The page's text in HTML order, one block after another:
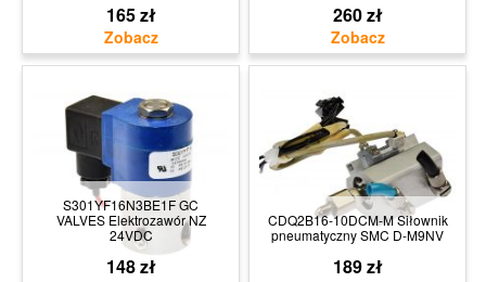
165 zł 260 zł
S301YF16N3BE1F GC
VALVES Elektrozawór NZ
24VDC
148 zł
CDQ2B16-10DCM-M Siłownik
pneumatyczny SMC D-M9NV
189 zł